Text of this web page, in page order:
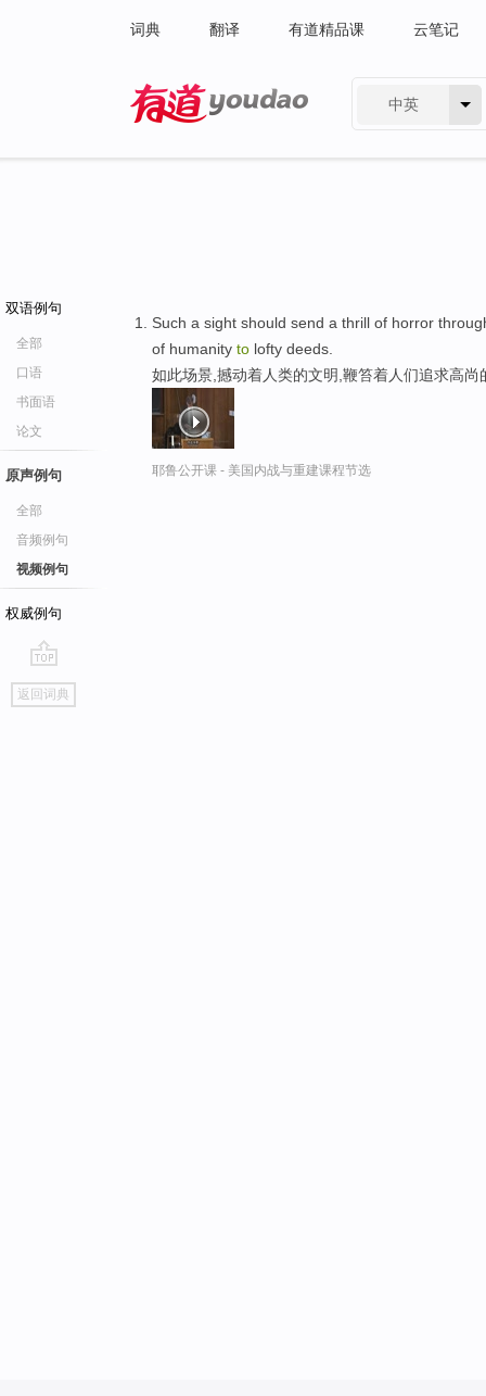
词典 翻译 有道精品课 云笔记
中英
双语例句
全部
口语
书面语
论文
原声例句
全部
音频例句
视频例句
权威例句
go
top
返回词典
Such a sight should send a thrill of horror
of humanity to lofty deeds.
如此场景,撼动着人类的文明,鞭笞着人们追求高尚
耶鲁公开课 - 美国内战与重建课程节选